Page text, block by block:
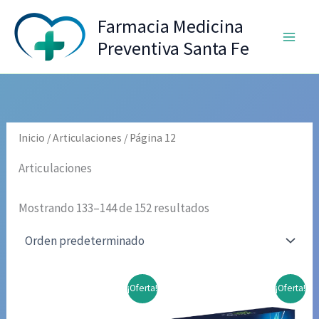
contenido
Farmacia Medicina
Preventiva Santa Fe
Inicio /Articulaciones / Página 12
Articulaciones
Mostrando 133–144 de 152 resultados
¡Oferta! ¡Oferta!